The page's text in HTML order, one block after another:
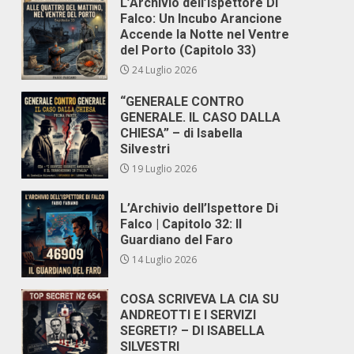
Falco: Un Incubo Arancione
Accende la Notte nel Ventre
del Porto (Capitolo 33)
24 Luglio 2026
“GENERALE CONTRO
GENERALE. IL CASO DALLA
CHIESA” – di Isabella
Silvestri
19 Luglio 2026
L’Archivio dell’Ispettore Di
Falco | Capitolo 32: Il
Guardiano del Faro
14 Luglio 2026
COSA SCRIVEVA LA CIA SU
ANDREOTTI E I SERVIZI
SEGRETI? – DI ISABELLA
SILVESTRI